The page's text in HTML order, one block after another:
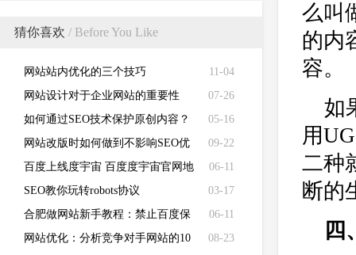
猜你喜欢 / Before You Like
11-04
网站站内优化的三个技巧
07-26
网站设计对于企业网站的重要性
05-16
如何通过SEO技术保护原创内容？
09-22
网站改版时如何做到不影响SEO优
化效果
06-11
百度上线度宇宙 百度度宇宙官网地
址分享
03-17
SEO教你玩转robots协议
06-11
合肥做网站新手教程：禁止百度保
留快照的代码：noarchive
08-23
网站优化：分析竞争对手网站的10
么叫
的内
容。
如
用
二种
断的
四